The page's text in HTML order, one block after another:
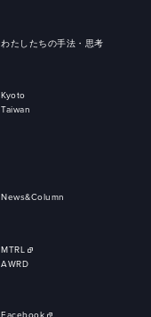
わたしたちの手法・思考
Kyoto
Taiwan
News&Column
MTRL
AWRD